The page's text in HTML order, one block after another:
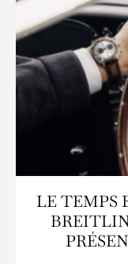
LE TEMPS